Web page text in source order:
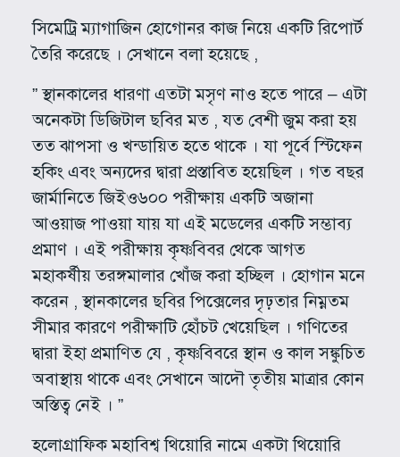
সিমেট্রি ম্যাগাজিন হোগােনর কাজ নিয়ে একটি রিপোর্ট
তৈরি করেছে । সেখানে বলা হয়েছে ,
” স্থানকালের ধারণা এতটা মসৃণ নাও হতে পারে – এটা
অনেকটা ডিজিটাল ছবির মত , যত বেশী জুম করা হয়
তত ঝাপসা ও খন্ডায়িত হতে থাকে । যা পূর্বে স্টিফেন
হকিং এবং অন্যদের দ্বারা প্রস্তাবিত হয়েছিল । গত বছর
জার্মানিতে জিইও৬০০ পরীক্ষায় একটি অজানা
আওয়াজ পাওয়া যায় যা এই মডেলের একটি সম্ভাব্য
প্রমাণ । এই পরীক্ষায় কৃষ্ণবিবর থেকে আগত
মহাকর্ষীয় তরঙ্গমালার খোঁজ করা হচ্ছিল । হোগান মনে
করেন , স্থানকালের ছবির পিক্সেলের দৃঢ়তার নিম্নতম
সীমার কারণে পরীক্ষাটি হোঁচট খেয়েছিল । গণিতের
দ্বারা ইহা প্রমাণিত যে , কৃষ্ণবিবরে স্থান ও কাল সঙ্কুচিত
অবাস্থায় থাকে এবং সেখানে আদৌ তৃতীয় মাত্রার কোন
অস্তিত্ব নেই । ”
হলোগ্রাফিক মহাবিশ্ব থিয়োরি নামে একটা থিয়োরি